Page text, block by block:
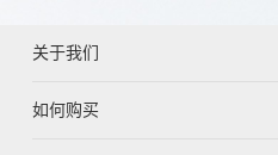
关于我们
如何购买